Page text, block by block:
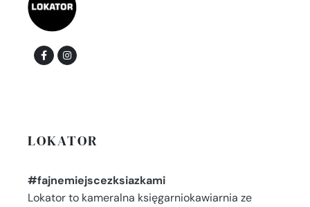
LOKATOR
#fajnemiejscezksiazkami
Lokator to kameralna księgarniokawiarnia ze